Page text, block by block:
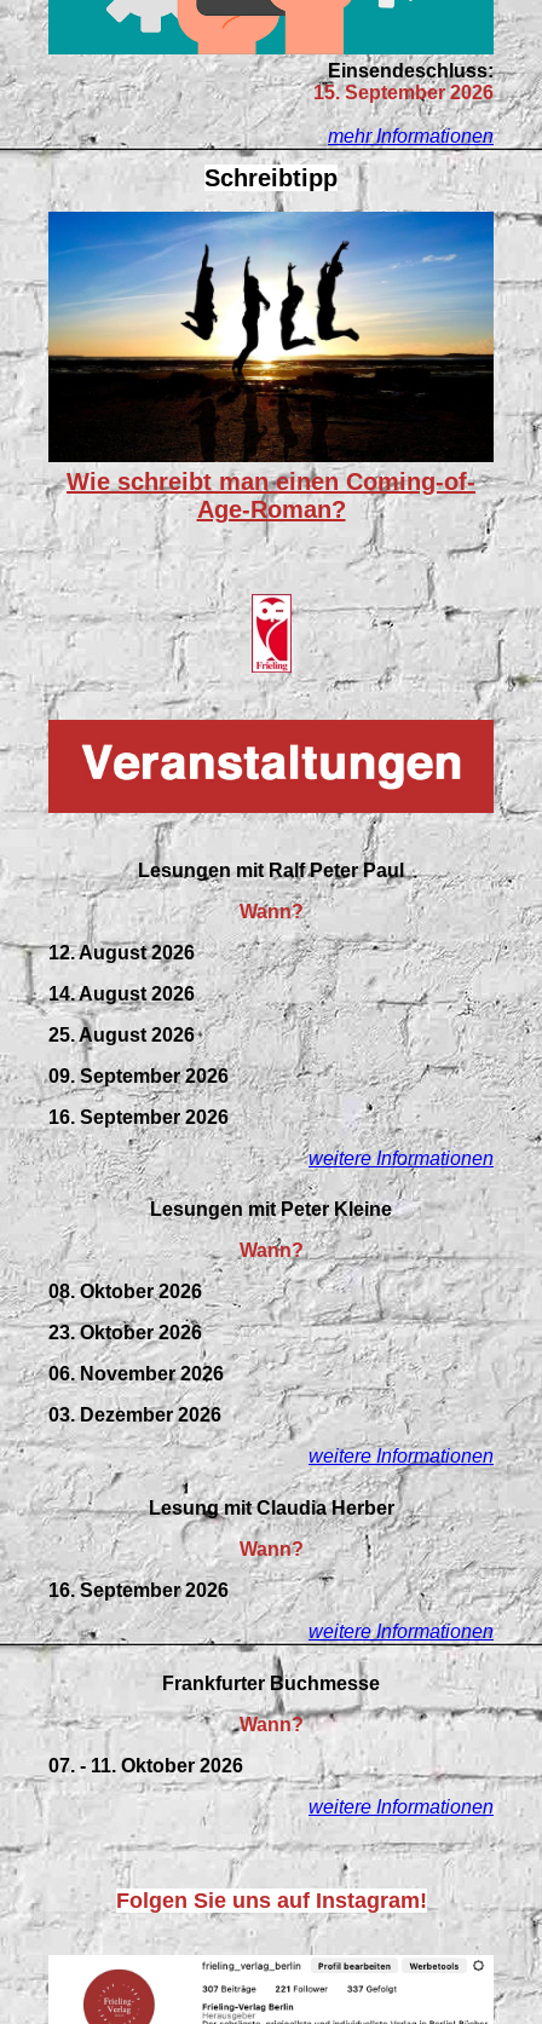
Einsendeschluss:
15. September 2026
mehr Informationen
Schreibtipp
Wie schreibt man einen Coming-of-
Age-Roman?
Lesungen mitRalf Peter Paul
Wann?
12. August 2026
14. August 2026
25. August 2026
09.September2026
16. September 2026
weitere Informationen
Lesungen mit Peter Kleine
Wann?
08. Oktober 2026
23. Oktober 2026
06. November 2026
03. Dezember 2026
weitere Informationen
Lesung mit Claudia Herber
Wann?
16. September 2026
weitere Informationen
Frankfurter Buchmesse
Wann?
07. - 11. Oktober 2026
weitere Informationen
Folgen Sie uns auf Instagram!